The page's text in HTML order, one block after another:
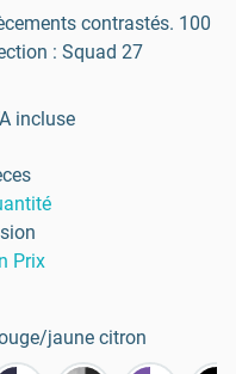
contrastés. 100
: Squad 27
incluse
Prix
jaune citron